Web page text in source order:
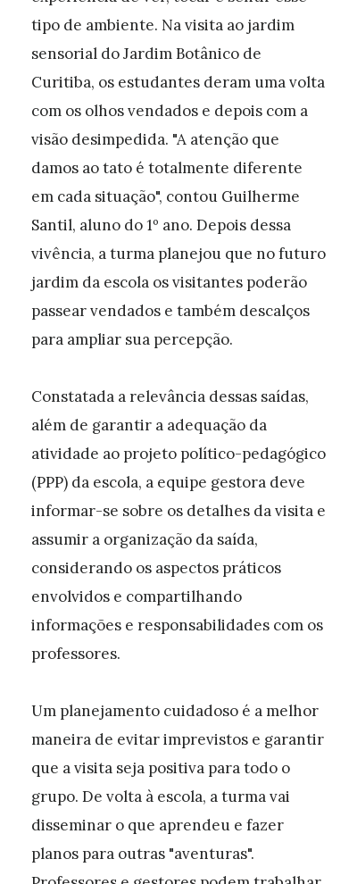
tipo de ambiente. Na visita ao jardim
sensorial do Jardim Botânico de
Curitiba, os estudantes deram uma volta
com os olhos vendados e depois com a
visão desimpedida. "A atenção que
damos ao tato é totalmente diferente
em cada situação", contou Guilherme
Santil, aluno do 1º ano. Depois dessa
vivência, a turma planejou que no futuro
jardim da escola os visitantes poderão
passear vendados e também descalços
para ampliar sua percepção.
Constatada a relevância dessas saídas,
além de garantir a adequação da
atividade ao projeto político-pedagógico
(PPP) da escola, a equipe gestora deve
informar-se sobre os detalhes da visita e
assumir a organização da saída,
considerando os aspectos práticos
envolvidos e compartilhando
informações e responsabilidades com os
professores.
Um planejamento cuidadoso é a melhor
maneira de evitar imprevistos e garantir
que a visita seja positiva para todo o
grupo. De volta à escola, a turma vai
disseminar o que aprendeu e fazer
planos para outras "aventuras".